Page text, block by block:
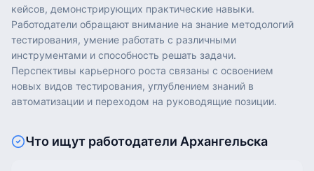
кейсов, демонстрирующих практические навыки.
Работодатели обращают внимание на знание методологий
тестирования, умение работать с различными
инструментами и способность решать задачи.
Перспективы карьерного роста связаны с освоением
новых видов тестирования, углублением знаний в
автоматизации и переходом на руководящие позиции.
Что ищут работодатели Архангельска